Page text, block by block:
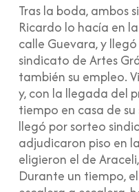
Tras la boda, ambos
Ricardo lo hacía en
calle Guevara, y
sindicato de Artes
también su empleo.
y, con la llegada del
tiempo en casa de
llegó por sorteo
adjudicaron piso en
eligieron el de
Durante un tiempo,